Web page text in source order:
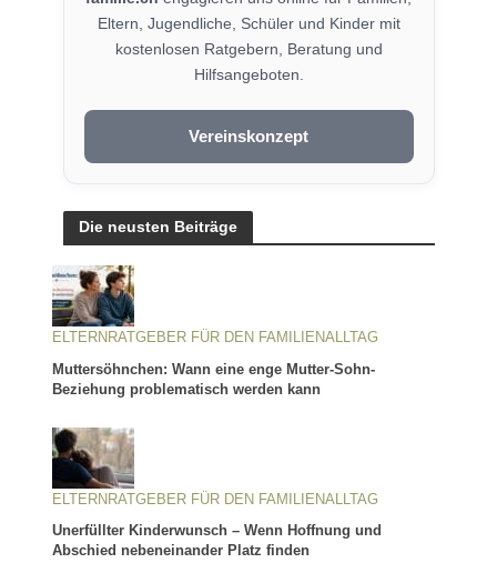
Eltern, Jugendliche, Schüler und Kinder mit
kostenlosen Ratgebern, Beratung und
Hilfsangeboten.
Vereinskonzept
Die neusten Beiträge
ELTERNRATGEBER FÜR DEN FAMILIENALLTAG
Muttersöhnchen: Wann eine enge Mutter-Sohn-
Beziehung problematisch werden kann
ELTERNRATGEBER FÜR DEN FAMILIENALLTAG
Unerfüllter Kinderwunsch – Wenn Hoffnung und
Abschied nebeneinander Platz finden